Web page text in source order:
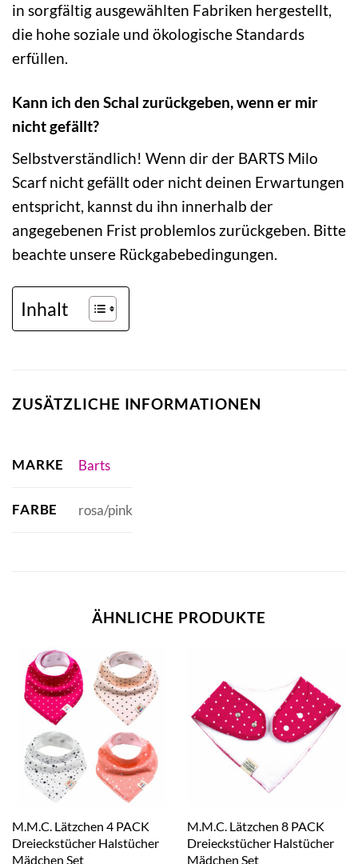
in sorgfältig ausgewählten Fabriken hergestellt,
die hohe soziale und ökologische Standards
erfüllen.
Kann ich den Schal zurückgeben, wenn er mir
nicht gefällt?
Selbstverständlich! Wenn dir der BARTS Milo
Scarf nicht gefällt oder nicht deinen Erwartungen
entspricht, kannst du ihn innerhalb der
angegebenen Frist problemlos zurückgeben. Bitte
beachte unsere Rückgabebedingungen.
Inhalt
ZUSÄTZLICHE INFORMATIONEN
MARKE Barts
FARBE rosa/pink
ÄHNLICHE PRODUKTE
M.M.C. Lätzchen 4 PACK
Dreieckstücher Halstücher
Mädchen Set
M.M.C. Lätzchen 8 PACK
Dreieckstücher Halstücher
Mädchen Set